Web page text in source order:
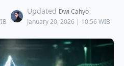
Updated Dwi Cahyo
January 20, 2026 | 10:56 WIB